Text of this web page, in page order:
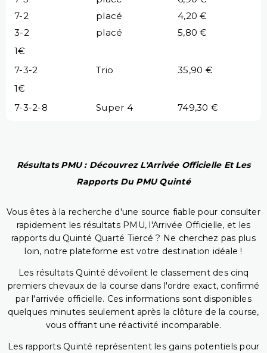
7-2
placé
4,20 €
3-2
placé
5,80 €
1€
7-3-2
Trio
35,90 €
1€
7-3-2-8
Super 4 749,30 €
Résultats PMU : Découvrez L'Arrivée Officielle Et Les
Rapports Du PMU Quinté
Vous êtes à la recherche d'une source fiable pour consulter
rapidement les résultats PMU, l'Arrivée Officielle, et les
rapports du Quinté Quarté Tiercé ? Ne cherchez pas plus
loin, notre plateforme est votre destination idéale !
Les résultats Quinté dévoilent le classement des cinq
premiers chevaux de la course dans l'ordre exact, confirmé
par l'arrivée officielle. Ces informations sont disponibles
quelques minutes seulement après la clôture de la course,
vous offrant une réactivité incomparable.
Les rapports Quinté représentent les gains potentiels pour